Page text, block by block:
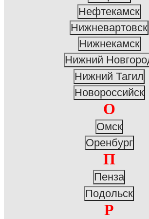
Нефтекамск
Нижневартовск
Нижнекамск
Нижний
Нижний Тагил
Новороссийск
О
Омск
Оренбург
П
Пенза
Подольск
Р